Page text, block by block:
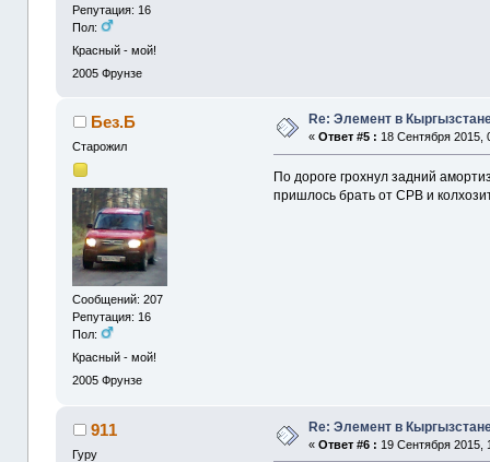
Репутация: 16
Пол:
Красный - мой!
2005 Фрунзе
Без.Б
Старожил
Сообщений: 207
Репутация: 16
Пол:
Красный - мой!
2005 Фрунзе
Re: Элемент в
«Ответ #5 : 18 Сентября 2015,
По дороге грохнул задний
пришлось брать от СРВ и
911
Гуру
Re: Элемент в
«Ответ #6 : 19 Сентября 2015,